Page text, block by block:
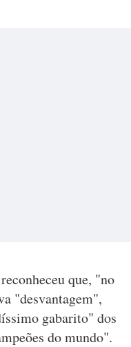
que, "no
"desvantagem",
gabarito" dos
do mundo".